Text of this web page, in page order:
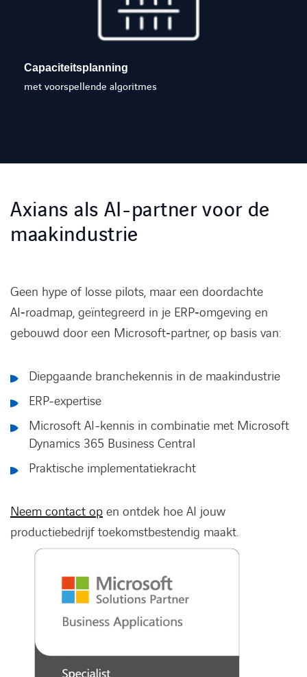
LINKEDINYOUTUBEFACEBOOK
Capaciteitsplanning
met voorspellende algoritmes
Axians als AI-partner voor de
maakindustrie
Geen hype of losse pilots, maar een doordachte
AI‑roadmap, geïntegreerd in je ERP‑omgeving en
gebouwd door een Microsoft‑partner, op basis van:
Diepgaande branchekennis in de maakindustrie
ERP-expertise
Microsoft AI-kennis in combinatie met Microsoft
Dynamics 365 Business Central
Praktische implementatiekracht
Neem contact op en ontdek hoe AI jouw
productiebedrijf toekomstbestendig maakt.